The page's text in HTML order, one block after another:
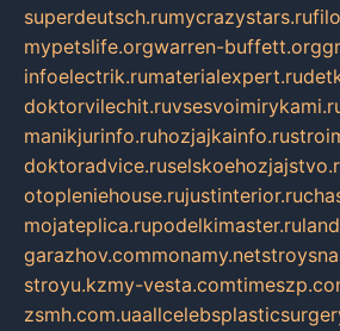
superdeutsch.rumycrazystars.ru
mypetslife.orgwarren-buffett.org
infoelectrik.rumaterialexpert.ru
doktorvilechit.ru
manikjurinfo.ruhozjajkainfo.ru
doktoradvice.ru
otopleniehouse.rujustinterior.ru
mojateplica.rupodelkimaster.ru
garazhov.commonamy.net
stroyu.kzmy-vesta.com
zsmh.com.ua